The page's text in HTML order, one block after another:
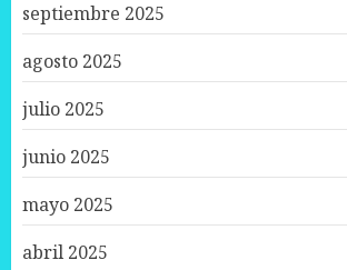
septiembre 2025
agosto 2025
julio 2025
junio 2025
mayo 2025
abril 2025